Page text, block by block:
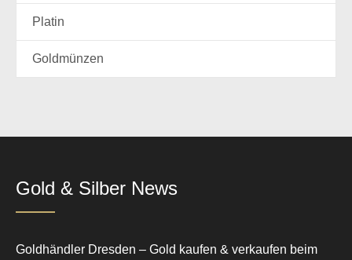
Platin
Goldmünzen
Gold & Silber News
Goldhändler Dresden – Gold kaufen & verkaufen beim